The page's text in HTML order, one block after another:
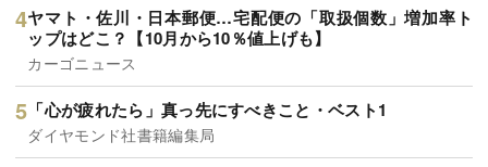
ヤマト・佐川・日本郵便…宅配便の「取扱個数」増加率ト
ップはどこ？【10月から10％値上げも】
カーゴニュース
「心が疲れたら」真っ先にすべきこと・ベスト1
ダイヤモンド社書籍編集局